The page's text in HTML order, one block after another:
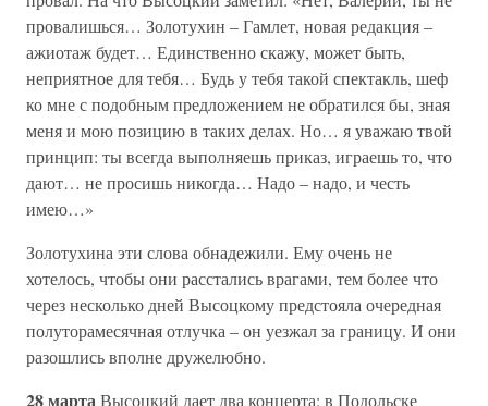
провалишься… Золотухин – Гамлет, новая редакция –
ажиотаж будет… Единственно скажу, может быть,
неприятное для тебя… Будь у тебя такой спектакль, шеф
ко мне с подобным предложением не обратился бы, зная
меня и мою позицию в таких делах. Но… я уважаю твой
принцип: ты всегда выполняешь приказ, играешь то, что
дают… не просишь никогда… Надо – надо, и честь
имею…»
Золотухина эти слова обнадежили. Ему очень не
хотелось, чтобы они расстались врагами, тем более что
через несколько дней Высоцкому предстояла очередная
полуторамесячная отлучка – он уезжал за границу. И они
разошлись вполне дружелюбно.
28 марта Высоцкий дает два концерта: в Подольске